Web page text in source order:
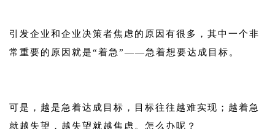
引发企业和企业决策者焦虑的原因有很多，其中一个非
常重要的原因就是“着急”——急着想要达成目标。
可是，越是急着达成目标，目标往往越难实现；越着急
就越失望，越失望就越焦虑。怎么办呢？